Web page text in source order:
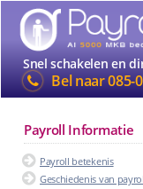
Snel schakelen en
Bel naar085-
Payroll Informatie
Payroll betekenis
Geschiedenis van